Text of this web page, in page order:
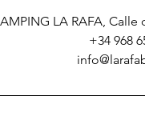
LA RAFA, Calle
+34 968